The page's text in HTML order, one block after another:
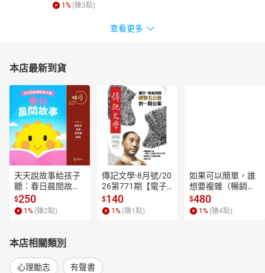
1 % (賺3點)
查看更多
本店最新到貨
天天說故事給孩子
聽：春日晨間故事
【有聲書】
$250
1 % (賺2點)
傳記文學-8月號/20
26第771期【電子
書】
$140
1 % (賺1 點)
如果可以簡單，誰
想要複雜（暢銷經
典新編版）【電子
書】
$480
1 % (賺4點)
本店相關類別
心理勵志 有聲書